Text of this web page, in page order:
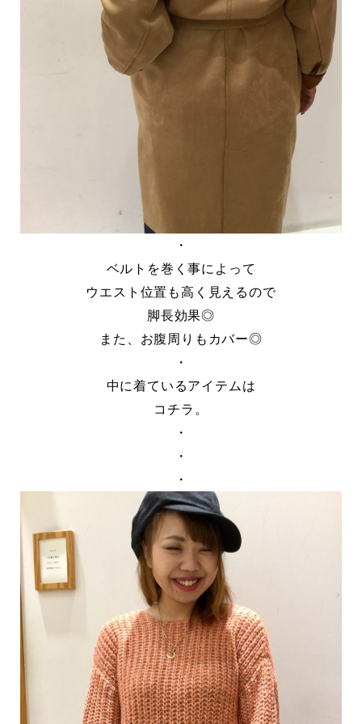
・
ベルトを巻く事によって
ウエスト位置も高く見えるので
脚長効果◎
また、お腹周りもカバー◎
・
中に着ているアイテムは
コチラ。
・
・
・